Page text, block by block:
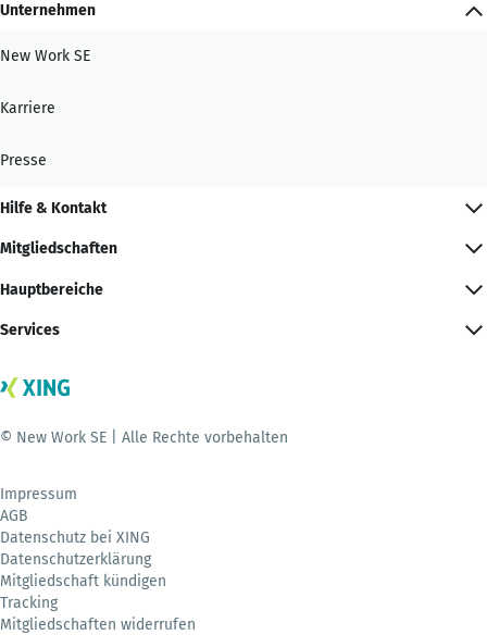
Unternehmen
New Work SE
Karriere
Presse
Hilfe & Kontakt
Mitgliedschaften
Hauptbereiche
Services
© New Work SE | Alle Rechte vorbehalten
Impressum
AGB
Datenschutz bei XING
Datenschutzerklärung
Mitgliedschaft kündigen
Tracking
Mitgliedschaften widerrufen